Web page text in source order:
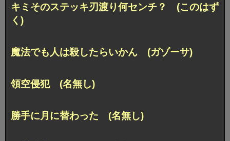
キミそのステッキ刃渡り何センチ？ (このはず
く)
魔法でも人は殺したらいかん (ガゾーサ)
領空侵犯 (名無し)
勝手に月に替わった (名無し)